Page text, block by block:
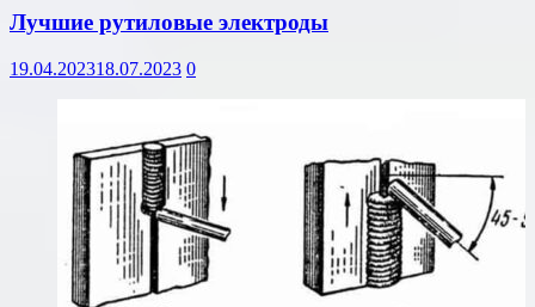
Лучшие рутиловые электроды
19.04.202318.07.2023 0